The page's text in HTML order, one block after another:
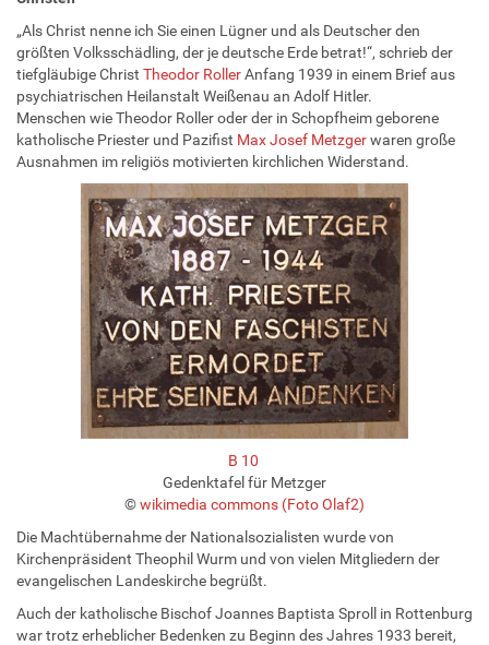
„Als Christ nenne ich Sie einen Lügner und als Deutscher den
größten Volksschädling, der je deutsche Erde betrat!“, schrieb der
tiefgläubige Christ Theodor RollerAnfang 1939 in einem Brief aus
psychiatrischen Heilanstalt Weißenau an Adolf Hitler.
Menschen wie Theodor Roller oder der in Schopfheim geborene
katholische Priester und Pazifist Max Josef Metzgerwaren große
Ausnahmen im religiös motivierten kirchlichen Widerstand.
B 10
Gedenktafel für Metzger
©wikimedia commons (Foto Olaf2)
Die Machtübernahme der Nationalsozialisten wurde von
Kirchenpräsident Theophil Wurm und von vielen Mitgliedern der
evangelischen Landeskirche begrüßt.
Auch der katholische Bischof Joannes Baptista Sproll in Rottenburg
war trotz erheblicher Bedenken zu Beginn des Jahres 1933 bereit,